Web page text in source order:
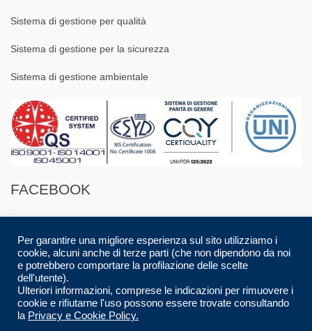
Sistema di gestione per qualità
Sistema di gestione per la sicurezza
Sistema di gestione ambientale
FACEBOOK
© 2016 Spazio88 S.r.l. p.i. 08283280017 | Developed by
Designed by AdContent | All Rights Reserved.
Per garantire una migliore esperienza sul sito utilizziamo i
cookie, alcuni anche di terze parti (che non dipendono da noi
e potrebbero comportare la profilazione delle scelte
dell'utente).
Ulteriori informazioni, comprese le indicazioni per rimuovere i
cookie e rifiutarne l'uso possono essere trovate consultando
la Privacy e Cookie Policy.